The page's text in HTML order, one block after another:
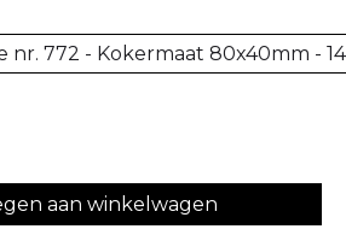
aan winkelwagen